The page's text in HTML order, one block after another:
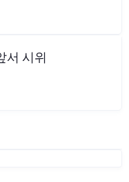
서 시위